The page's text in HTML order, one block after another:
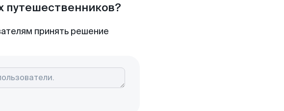
путешественников?
принять решение